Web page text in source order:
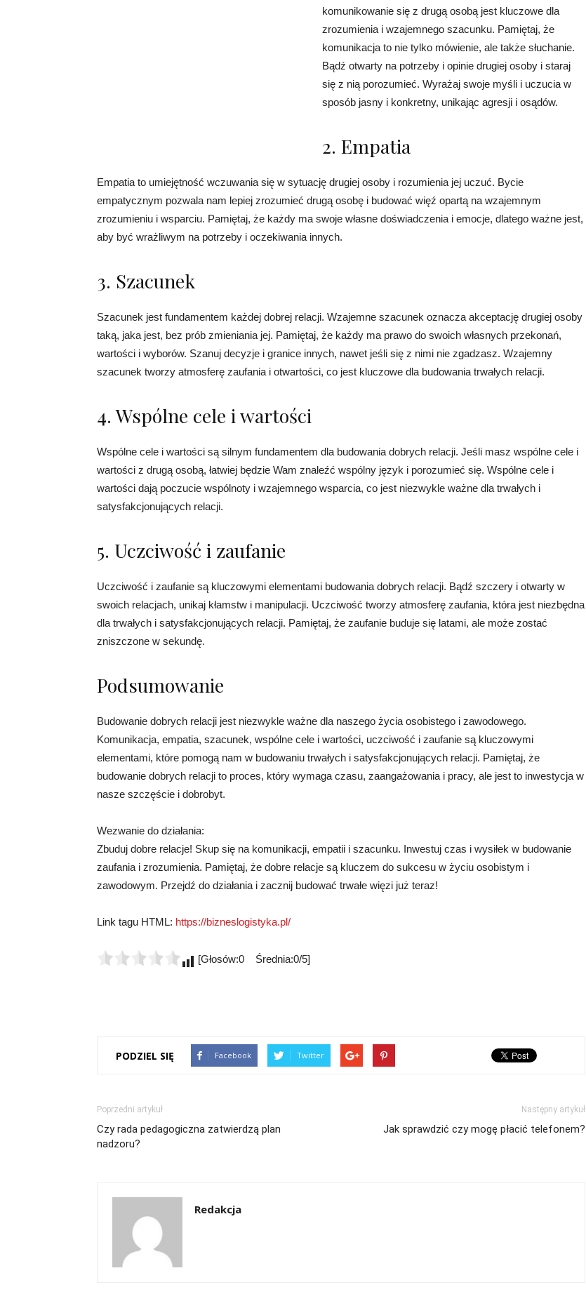
komunikowanie się z drugą osobą jest kluczowe dla
zrozumienia i wzajemnego szacunku. Pamiętaj, że
komunikacja to nie tylko mówienie, ale także słuchanie.
Bądź otwarty na potrzeby i opinie drugiej osoby i staraj
się z nią porozumieć. Wyrażaj swoje myśli i uczucia w
sposób jasny i konkretny, unikając agresji i osądów.
2. Empatia
Empatia to umiejętność wczuwania się w sytuację drugiej osoby i rozumienia jej uczuć. Bycie
empatycznym pozwala nam lepiej zrozumieć drugą osobę i budować więź opartą na wzajemnym
zrozumieniu i wsparciu. Pamiętaj, że każdy ma swoje własne doświadczenia i emocje, dlatego ważne jest,
aby być wrażliwym na potrzeby i oczekiwania innych.
3. Szacunek
Szacunek jest fundamentem każdej dobrej relacji. Wzajemne szacunek oznacza akceptację drugiej osoby
taką, jaka jest, bez prób zmieniania jej. Pamiętaj, że każdy ma prawo do swoich własnych przekonań,
wartości i wyborów. Szanuj decyzje i granice innych, nawet jeśli się z nimi nie zgadzasz. Wzajemny
szacunek tworzy atmosferę zaufania i otwartości, co jest kluczowe dla budowania trwałych relacji.
4. Wspólne cele i wartości
Wspólne cele i wartości są silnym fundamentem dla budowania dobrych relacji. Jeśli masz wspólne cele i
wartości z drugą osobą, łatwiej będzie Wam znaleźć wspólny język i porozumieć się. Wspólne cele i
wartości dają poczucie wspólnoty i wzajemnego wsparcia, co jest niezwykle ważne dla trwałych i
satysfakcjonujących relacji.
5. Uczciwość i zaufanie
Uczciwość i zaufanie są kluczowymi elementami budowania dobrych relacji. Bądź szczery i otwarty w
swoich relacjach, unikaj kłamstw i manipulacji. Uczciwość tworzy atmosferę zaufania, która jest niezbędna
dla trwałych i satysfakcjonujących relacji. Pamiętaj, że zaufanie buduje się latami, ale może zostać
zniszczone w sekundę.
Podsumowanie
Budowanie dobrych relacji jest niezwykle ważne dla naszego życia osobistego i zawodowego.
Komunikacja, empatia, szacunek, wspólne cele i wartości, uczciwość i zaufanie są kluczowymi
elementami, które pomogą nam w budowaniu trwałych i satysfakcjonujących relacji. Pamiętaj, że
budowanie dobrych relacji to proces, który wymaga czasu, zaangażowania i pracy, ale jest to inwestycja w
nasze szczęście i dobrobyt.
Wezwanie do działania:
Zbuduj dobre relacje! Skup się na komunikacji, empatii i szacunku. Inwestuj czas i wysiłek w budowanie
zaufania i zrozumienia. Pamiętaj, że dobre relacje są kluczem do sukcesu w życiu osobistym i
zawodowym. Przejdź do działania i zacznij budować trwałe więzi już teraz!
Link tagu HTML: https://bizneslogistyka.pl/
[Głosów:0 Średnia:0/5]
PODZIEL SIĘ Facebook Twitter
Poprzedni artykuł
Czy rada pedagogiczna zatwierdzą plan
nadzoru?
Następny artykuł
Jak sprawdzić czy mogę płacić telefonem?
Redakcja